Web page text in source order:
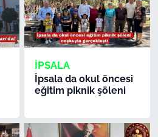
İPSALA
İpsala da okul öncesi
eğitim piknik şöleni